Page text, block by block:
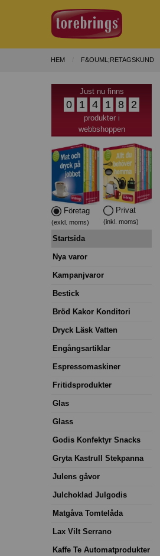
HEM F&OUML;RETAGSKUND
Just nu finns
0 1 4 1 8 2
produkter i
webbshoppen
Företag
(exkl. moms)
Privat
(inkl. moms)
Startsida
Nya varor
Kampanjvaror
Bestick
Bröd Kakor Konditori
Dryck Läsk Vatten
Engångsartiklar
Espressomaskiner
Fritidsprodukter
Glas
Glass
Godis Konfektyr Snacks
Gryta Kastrull Stekpanna
Julens gåvor
Julchoklad Julgodis
Matgåva Tomtelåda
Lax Vilt Serrano
Kaffe Te Automatprodukter